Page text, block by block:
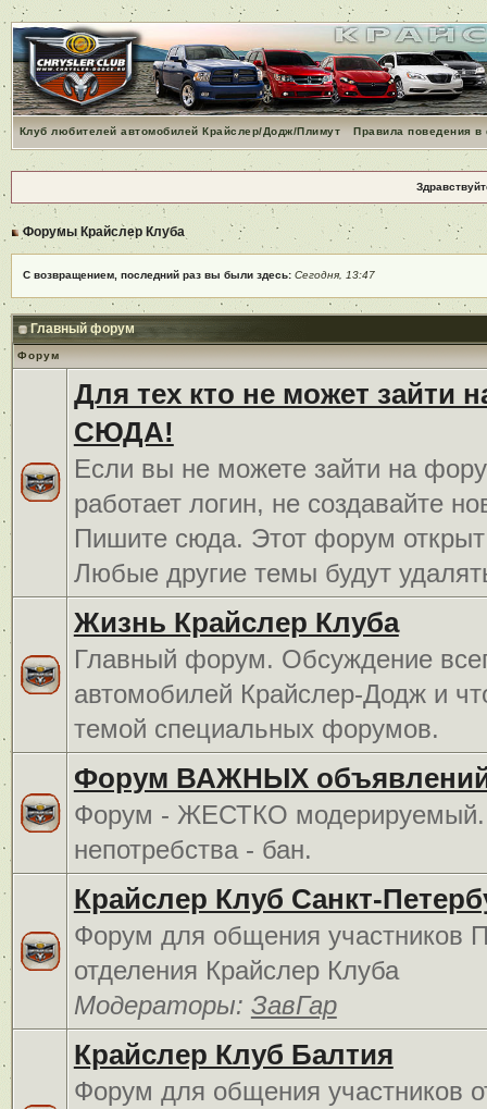
Клуб любителей автомобилей Крайслер/Додж/Плимут Правила поведения
Форумы Крайслер Клуба
С возвращением, последний раз вы были здесь: Сегодня, 13:47
Главный форум
Форум
Для тех кто не может зайти
СЮДА!
Если вы не можете зайти на
работает логин, не создавайте
Пишите сюда. Этот форум открыт
Любые другие темы будут
Жизнь Крайслер Клуба
Главный форум. Обсуждение
автомобилей Крайслер-Додж и
темой специальных форумов.
Форум ВАЖНЫХ
Форум - ЖЕСТКО
непотребства - бан.
Крайслер Клуб Санкт-
Форум для общения участников
отделения Крайслер Клуба
Модераторы: ЗавГар
Крайслер Клуб Балтия
Форум для общения участников